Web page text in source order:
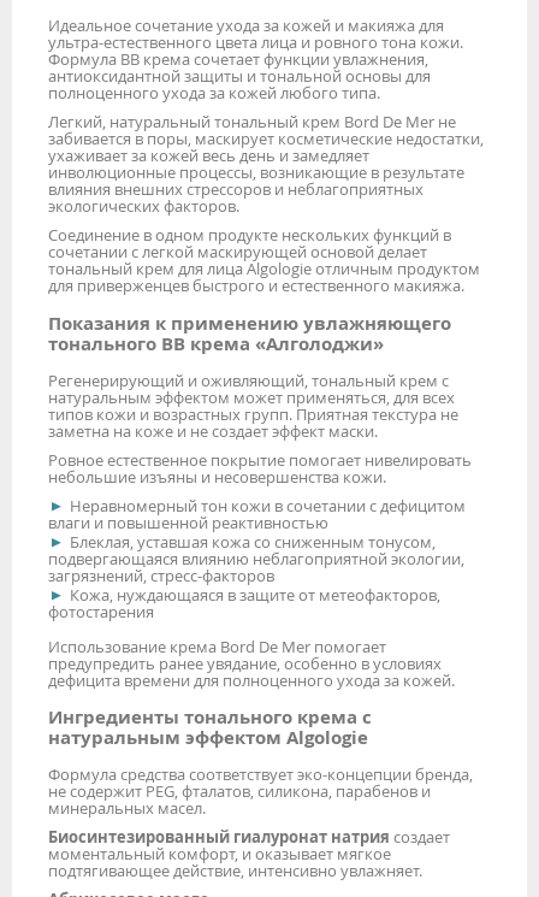
Идеальное сочетание ухода за кожей и макияжа для
ультра-естественного цвета лица и ровного тона кожи.
Формула ВВ крема сочетает функции увлажнения,
антиоксидантной защиты и тональной основы для
полноценного ухода за кожей любого типа.
Легкий, натуральный тональный крем Bord De Mer не
забивается в поры, маскирует косметические недостатки,
ухаживает за кожей весь день и замедляет
инволюционные процессы, возникающие в результате
влияния внешних стрессоров и неблагоприятных
экологических факторов.
Соединение в одном продукте нескольких функций в
сочетании с легкой маскирующей основой делает
тональный крем для лица Algologie отличным продуктом
для приверженцев быстрого и естественного макияжа.
Показания к применению увлажняющего
тонального BB крема «Алголоджи»
Регенерирующий и оживляющий, тональный крем с
натуральным эффектом может применяться, для всех
типов кожи и возрастных групп. Приятная текстура не
заметна на коже и не создает эффект маски.
Ровное естественное покрытие помогает нивелировать
небольшие изъяны и несовершенства кожи.
Неравномерный тон кожи в сочетании с дефицитом
влаги и повышенной реактивностью
Блеклая, уставшая кожа со сниженным тонусом,
подвергающаяся влиянию неблагоприятной экологии,
загрязнений, стресс-факторов
Кожа, нуждающаяся в защите от метеофакторов,
фотостарения
Использование крема Bord De Mer помогает
предупредить ранее увядание, особенно в условиях
дефицита времени для полноценного ухода за кожей.
Ингредиенты тонального крема с
натуральным эффектом Algologie
Формула средства соответствует эко-концепции бренда,
не содержит PEG, фталатов, силикона, парабенов и
минеральных масел.
Биосинтезированный гиалуронат натрия создает
моментальный комфорт, и оказывает мягкое
подтягивающее действие, интенсивно увлажняет.